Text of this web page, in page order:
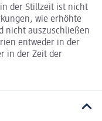
der Stillzeit ist nicht
wie erhöhte
nicht auszuschließen
entweder in der
in der Zeit der